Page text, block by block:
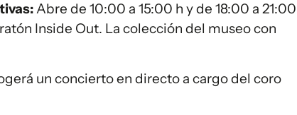
Abre de 10:00 a 15:00 h y de 18:00 a 21:00
Inside Out. La colección del museo con
un concierto en directo a cargo del coro